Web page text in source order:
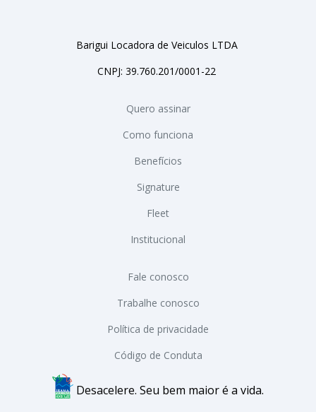
Barigui Locadora de Veiculos LTDA
CNPJ: 39.760.201/0001-22
Quero assinar
Como funciona
Benefícios
Signature
Fleet
Institucional
Fale conosco
Trabalhe conosco
Política de privacidade
Código de Conduta
Desacelere. Seu bem maior é a vida.